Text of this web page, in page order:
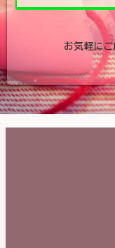
お気軽に